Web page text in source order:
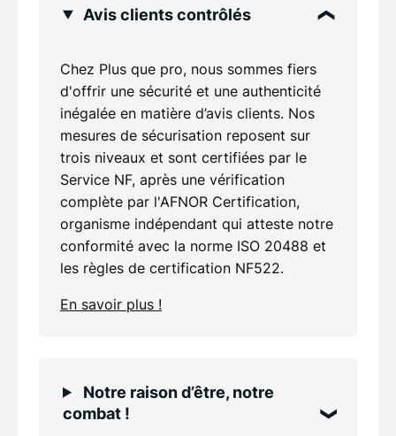
Avis clients contrôlés
Chez Plus que pro, nous sommes fiers
d'offrir une sécurité et une authenticité
inégalée en matière d’avis clients. Nos
mesures de sécurisation reposent sur
trois niveaux et sont certifiées par le
Service NF, après une vérification
complète par l'AFNOR Certification,
organisme indépendant qui atteste notre
conformité avec la norme ISO 20488 et
les règles de certification NF522.
En savoir plus !
Notre raison d’être, notre
combat !